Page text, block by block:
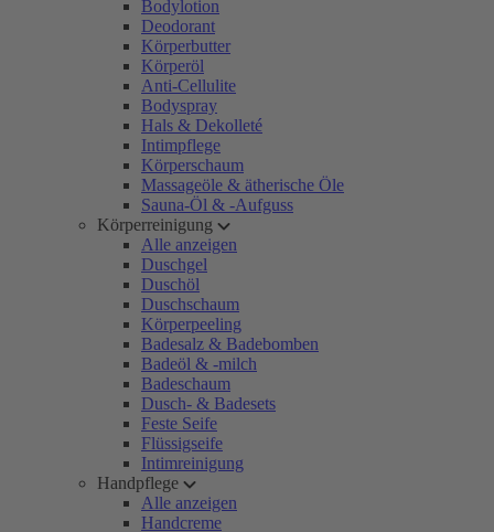
Bodylotion
Deodorant
Körperbutter
Körperöl
Anti-Cellulite
Bodyspray
Hals & Dekolleté
Intimpflege
Körperschaum
Massageöle & ätherische Öle
Sauna-Öl & -Aufguss
Körperreinigung
Alle anzeigen
Duschgel
Duschöl
Duschschaum
Körperpeeling
Badesalz & Badebomben
Badeöl & -milch
Badeschaum
Dusch- & Badesets
Feste Seife
Flüssigseife
Intimreinigung
Handpflege
Alle anzeigen
Handcreme